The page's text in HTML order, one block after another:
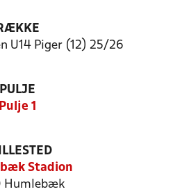
U14 Piger (12) 25/26
PULJE
Pulje 1
Stadion
Humlebæk